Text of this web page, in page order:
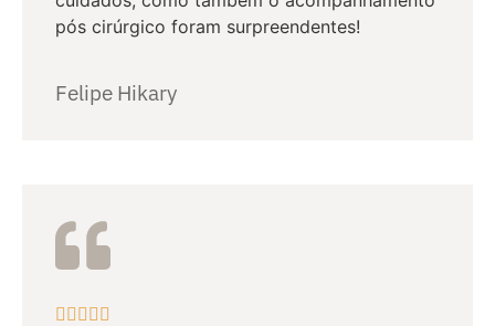
pós cirúrgico foram surpreendentes!
Felipe Hikary
    